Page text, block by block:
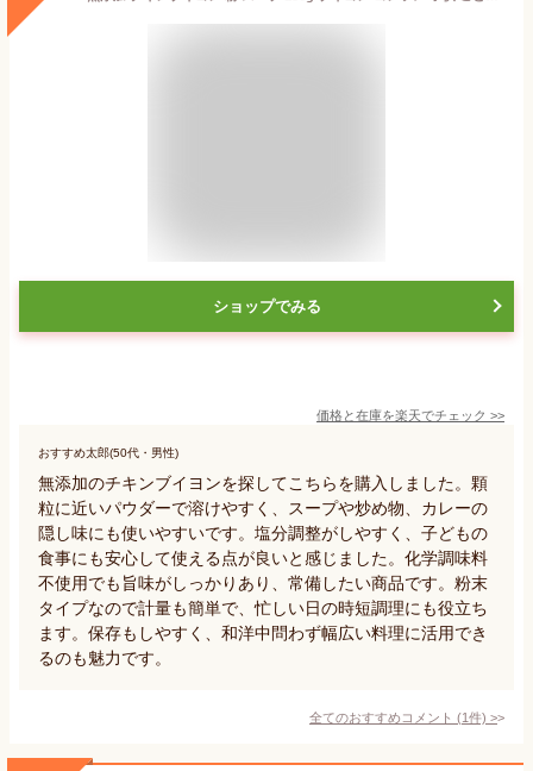
ショップでみる
価格と在庫を楽天でチェック >>
おすすめ太郎(50代・男性)
無添加のチキンブイヨンを探してこちらを購入しました。顆
粒に近いパウダーで溶けやすく、スープや炒め物、カレーの
隠し味にも使いやすいです。塩分調整がしやすく、子どもの
食事にも安心して使える点が良いと感じました。化学調味料
不使用でも旨味がしっかりあり、常備したい商品です。粉末
タイプなので計量も簡単で、忙しい日の時短調理にも役立ち
ます。保存もしやすく、和洋中問わず幅広い料理に活用でき
るのも魅力です。
全てのおすすめコメント (1件) >